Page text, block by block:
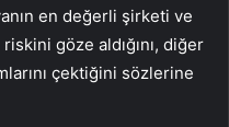
en değerli şirketi ve
göze aldığını, diğer
çektiğini sözlerine